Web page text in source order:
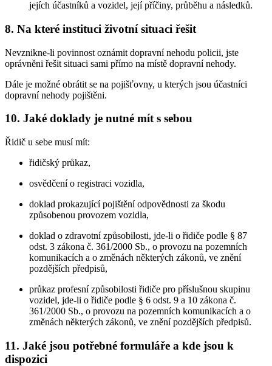
jejích účastníků a vozidel, její příčiny, průběhu a následků.
8. Na které instituci životní situaci řešit
Nevznikne-li povinnost oznámit dopravní nehodu policii, jste
oprávněni řešit situaci sami přímo na místě dopravní nehody.
Dále je možné obrátit se na pojišťovny, u kterých jsou účastníci
dopravní nehody pojištěni.
10. Jaké doklady je nutné mít s sebou
Řidič u sebe musí mít:
řidičský průkaz,
osvědčení o registraci vozidla,
doklad prokazující pojištění odpovědnosti za škodu
způsobenou provozem vozidla,
doklad o zdravotní způsobilosti, jde-li o řidiče podle § 87
odst. 3 zákona č. 361/2000 Sb., o provozu na pozemních
komunikacích a o změnách některých zákonů, ve znění
pozdějších předpisů,
průkaz profesní způsobilosti řidiče pro příslušnou skupinu
vozidel, jde-li o řidiče podle § 6 odst. 9 a 10 zákona č.
361/2000 Sb., o provozu na pozemních komunikacích a o
změnách některých zákonů, ve znění pozdějších předpisů.
11. Jaké jsou potřebné formuláře a kde jsou k
dispozici